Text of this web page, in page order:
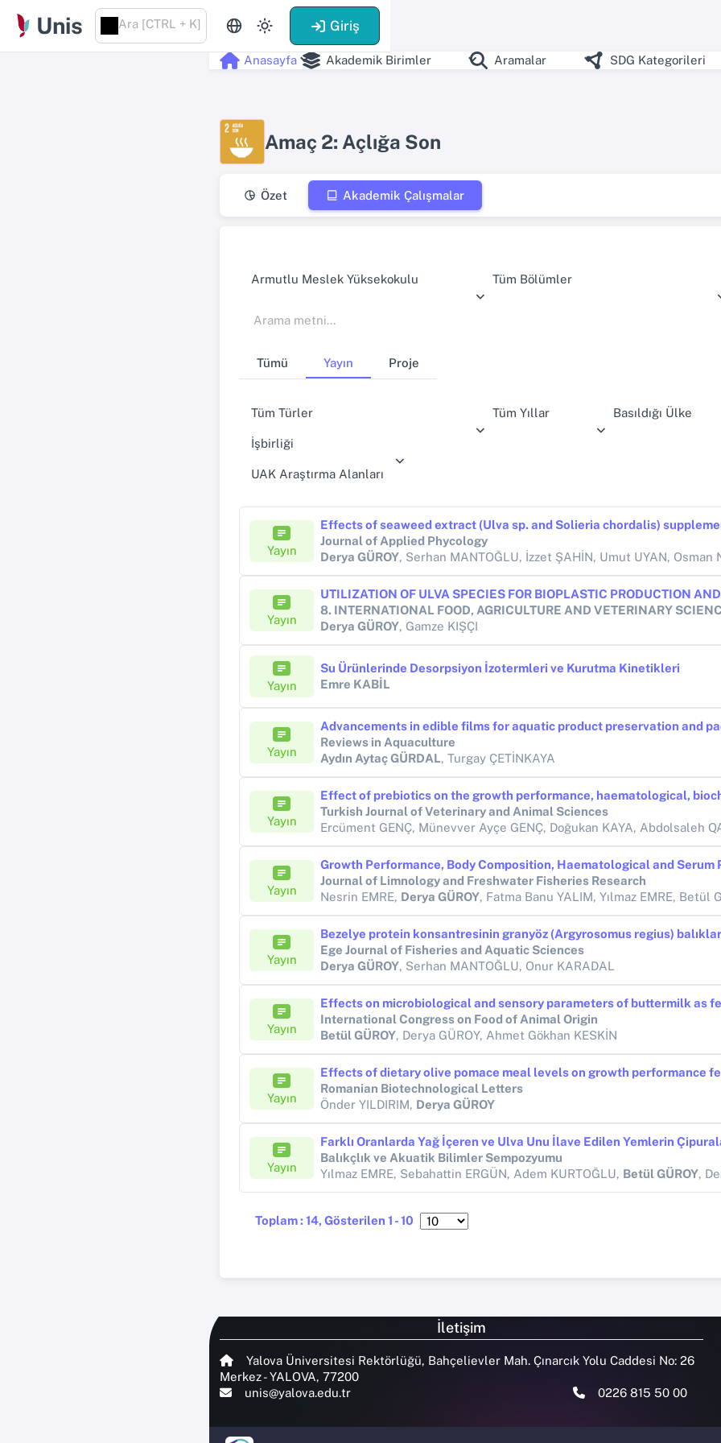
Unis Ara [CTRL + K] Giriş
Anasayfa Akademik Birimler Aramalar SDG Kategorileri
Amaç 2: Açlığa Son
Özet Akademik Çalışmalar
Armutlu Meslek Yüksekokulu Tüm Bölümler
Tümü Yayın Proje
Tüm Türler Tüm Yıllar Basıldığı Ülke
İşbirliği
UAK Araştırma Alanları
Yayın
Journal of Applied Phycology
Derya GÜROY, Serhan MANTOĞLU, İzzet ŞAHİN, Umut UYAN, Osman Nezih KENANOĞLU, Ercument GENC, Emre KABİL, Doğukan KAYA, Onur ERDEM, Onur KARADAL, Betül GÜROY, Soner BİLEN, Gökhan ARSLAN, Mustafa PEKCAN,
Yayın
Derya GÜROY, Gamze KIŞÇI
Yayın
Su Ürünlerinde Desorpsiyon İzotermleri ve Kurutma Kinetikleri
Emre KABİL
Yayın
Advancements in edible films for aquatic product preservation and
Reviews in Aquaculture
Aydın Aytaç GÜRDAL, Turgay ÇETİNKAYA
Yayın
Turkish Journal of Veterinary and Animal Sciences
Yayın
Journal of Limnology and Freshwater Fisheries Research
Nesrin EMRE, Derya GÜROY, Fatma Banu YALIM, Yılmaz EMRE, Betül GÜROY, Serhan MANTOĞLU,
Yayın
Ege Journal of Fisheries and Aquatic Sciences
Derya GÜROY, Serhan MANTOĞLU, Onur KARADAL
Yayın
International Congress on Food of Animal Origin
Betül GÜROY, Derya GÜROY, Ahmet Gökhan KESKİN
Yayın
Romanian Biotechnological Letters
Önder YILDIRIM, Derya GÜROY
Yayın
Balıkçlık ve Akuatik Bilimler Sempozyumu
Yılmaz EMRE, Sebahattin ERGÜN, Adem KURTOĞLU, Betül GÜROY,
Toplam : 14, Gösterilen 1 - 10
İletişim
Yalova Üniversitesi Rektörlüğü, Bahçelievler Mah. Çınarcık Yolu Caddesi No: 26
Merkez - YALOVA, 77200
unis@yalova.edu.tr
0226 815 50 00